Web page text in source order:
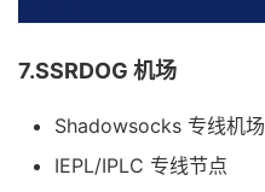
7.SSRDOG 机场
Shadowsocks 专线机场
IEPL/IPLC 专线节点